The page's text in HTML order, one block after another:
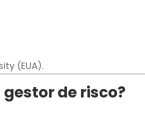
(EUA).
de risco?